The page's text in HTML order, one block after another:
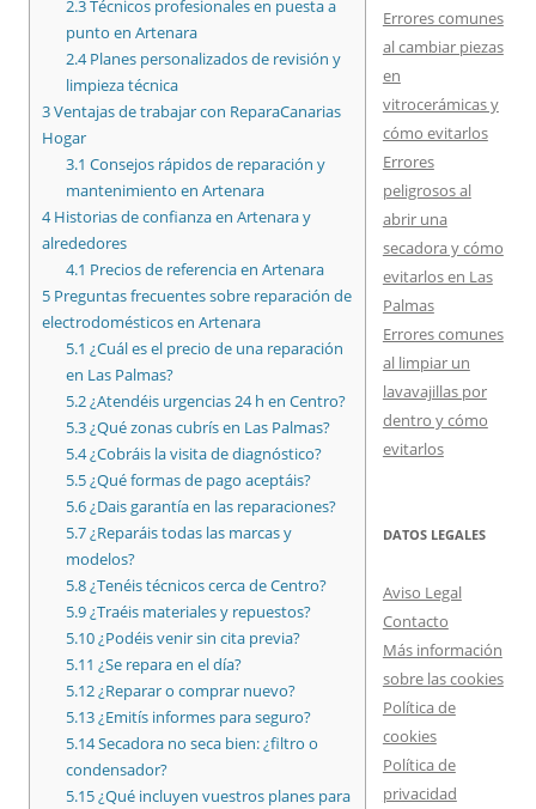
2.3Técnicos profesionales en puesta a
punto en Artenara
2.4Planes personalizados de revisión y
limpieza técnica
3Ventajas de trabajar con ReparaCanarias
Hogar
3.1 Consejos rápidos de reparación y
mantenimiento en Artenara
4Historias de confianza en Artenara y
alrededores
4.1 Precios de referencia en Artenara
5 Preguntas frecuentes sobre reparación de
electrodomésticos en Artenara
5.1 ¿Cuál es el precio de una reparación
en Las Palmas?
5.2¿Atendéis urgencias 24 h en Centro?
5.3¿Qué zonas cubrís en Las Palmas?
5.4¿Cobráis la visita de diagnóstico?
5.5¿Qué formas de pago aceptáis?
5.6¿Dais garantía en las reparaciones?
5.7¿Reparáis todas las marcas y
modelos?
5.8¿Tenéis técnicos cerca de Centro?
5.9¿Traéis materiales y repuestos?
5.10¿Podéis venir sin cita previa?
5.11 ¿Se repara en el día?
5.12¿Reparar o comprar nuevo?
5.13¿Emitís informes para seguro?
5.14Secadora no seca bien: ¿filtro o
condensador?
5.15¿Qué incluyen vuestros planes para
Errores comunes
al cambiar piezas
en
vitrocerámicas y
cómo evitarlos
Errores
peligrosos al
abrir una
secadora y cómo
evitarlos en Las
Palmas
Errores comunes
al limpiar un
lavavajillas por
dentro y cómo
evitarlos
DATOS LEGALES
Aviso Legal
Contacto
Más información
sobre las cookies
Política de
cookies
Política de
privacidad